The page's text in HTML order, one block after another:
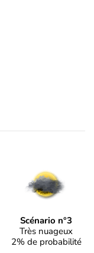
Scénario n°3
Très nuageux
2% de probabilité